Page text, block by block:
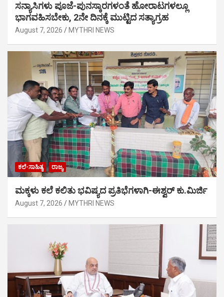
ಸನ್ಯಾಸಿಗಳು ಪೂಜೆ-ಪುನಸ್ಕಾರಗಳಂತೆ ಹೋರಾಟಗಳಲ್ಲೂ
ಭಾಗವಹಿಸಬೇಕು, 2ನೇ ದಿನಕ್ಕೆ ಮುಟ್ಟಿದ ಸತ್ಯಾಗ್ರಹ
August 7, 2026 MYTHRI NEWS
ಕಲೆ-ಸಾಹಿತ್ಯ ರಾಜ್ಯ
ಮಕ್ಕಳು ಕಲೆ ಕಲಿತು ಭವಿಷ್ಯದ ಪ್ರತಿಭೆಗಳಾಗಿ-ಈಶ್ವರ್ ಕು.ಮಿರ್ಜಿ
August 7, 2026 MYTHRI NEWS